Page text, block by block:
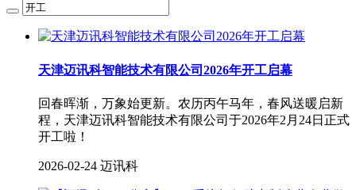
天津迈讯科智能技术有限公司2026年开工启幕
回春晖渐，万象始更新。农历丙午马年，春风送暖启新
程，天津迈讯科智能技术有限公司于2026年2月24日正式
开工啦！
2026-02-24 迈讯科